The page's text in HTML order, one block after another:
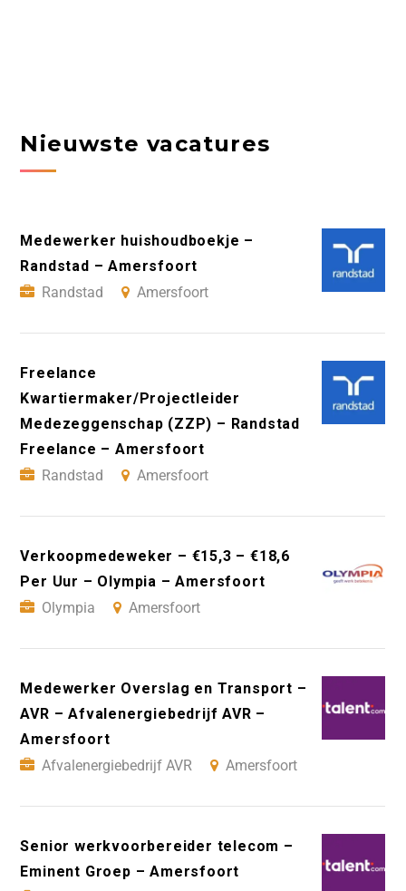
Nieuwste vacatures
Medewerker huishoudboekje –
Randstad – Amersfoort
Randstad
Amersfoort
Freelance
Kwartiermaker/Projectleider
Medezeggenschap (ZZP) – Randstad
Freelance – Amersfoort
Randstad
Amersfoort
Verkoopmedeweker – €15,3 – €18,6
Per Uur – Olympia – Amersfoort
Olympia
Amersfoort
Medewerker Overslag en Transport –
AVR – Afvalenergiebedrijf AVR –
Amersfoort
Afvalenergiebedrijf AVR
Amersfoort
Senior werkvoorbereider telecom –
Eminent Groep – Amersfoort